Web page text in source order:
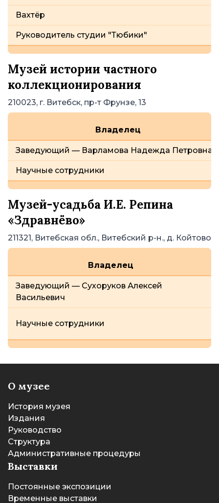
Вахтёр
Руководитель студии "Тюбики"
Музей истории частного
коллекционирования
210023, г. Витебск, пр-т Фрунзе, 13
Владелец
Заведующий — Варламова Надежда Петровна
Научные сотрудники
Музей-усадьба И.Е. Репина
«Здравнёво»
211321, Витебская обл., Витебский р-н., д. Койтово
Владелец
Заведующий — Сухоруков Алексей
Васильевич
Научные сотрудники
О музее
История музея
Издания
Руководство
Структура
Административные процедуры
Выставки
Постоянные экспозиции
Временные выставки